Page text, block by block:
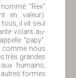
“Rex”
en valeur).
il vit seul
volant au-
“papy”.
comme nous
très grandes
humains,
formes